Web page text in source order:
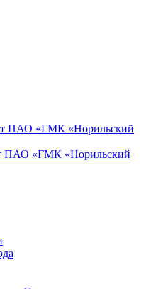
ПАО «ГМК «Норильский
ПАО «ГМК «Норильский